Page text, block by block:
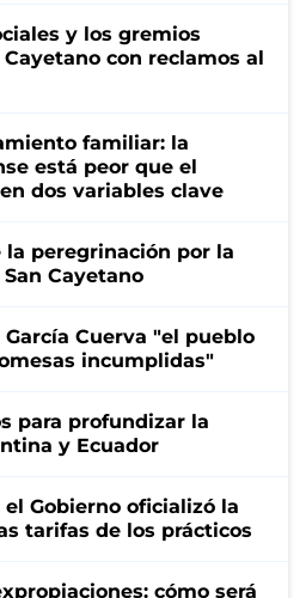
y los gremios
con reclamos al
familiar: la
está peor que el
dos variables clave
peregrinación por la
Cayetano
García Cuerva "el pueblo
incumplidas"
para profundizar la
y Ecuador
Gobierno oficializó la
tarifas de los prácticos
cómo será